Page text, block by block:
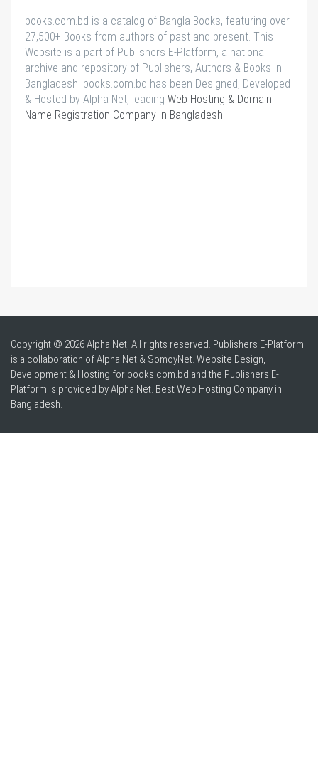
books.com.bd is a catalog of Bangla Books, featuring over
27,500+ Books from authors of past and present. This
Website is a part of Publishers E-Platform, a national
archive and repository of Publishers, Authors & Books in
Bangladesh. books.com.bd has been Designed, Developed
& Hosted by Alpha Net, leading Web Hosting & Domain
Name Registration Company in Bangladesh.
Copyright © 2026 Alpha Net, All rights reserved. Publishers E-Platform
is a collaboration of Alpha Net & SomoyNet. Website Design,
Development & Hosting for books.com.bd and the Publishers E-
Platform is provided by Alpha Net. BestWeb Hosting Company in
Bangladesh.